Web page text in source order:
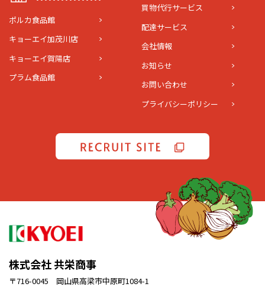
ポルカ食品館
キョーエイ加茂川店
キョーエイ賀陽店
プラム食品館
買物代行サービス
配達サービス
会社情報
お知らせ
お問い合わせ
プライバシーポリシー
株式会社 共栄商事
〒716-0045 岡山県高梁市中原町1084-1